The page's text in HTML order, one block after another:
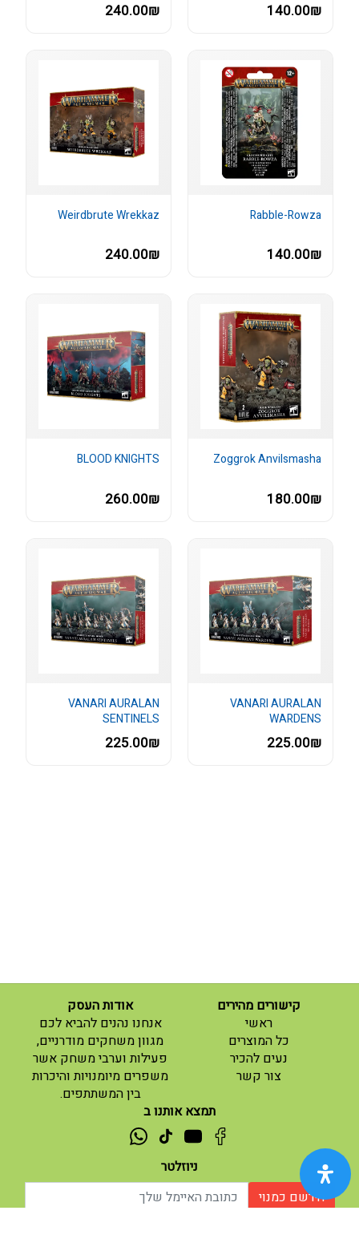
140.00₪
240.00₪
Rabble-Rowza
140.00₪
Weirdbrute Wrekkaz
240.00₪
Zoggrok Anvilsmasha
180.00₪
BLOOD KNIGHTS
260.00₪
VANARI AURALAN
WARDENS
225.00₪
VANARI AURALAN
SENTINELS
225.00₪
קישורים מהירים
ראשי
(current)
כל המוצרים
נעים להכיר
צור קשר
(current)
אודות העסק
אנחנו נהנים להביא לכם
מגוון משחקים מודרניים,
פעילות וערבי משחק אשר
משפרים מיומנויות והיכרות
בין המשתתפים.
תמצא אותנו ב
ניוזלטר
הירשם כמנוי